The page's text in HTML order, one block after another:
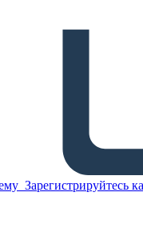
Зарегистрируйтесь